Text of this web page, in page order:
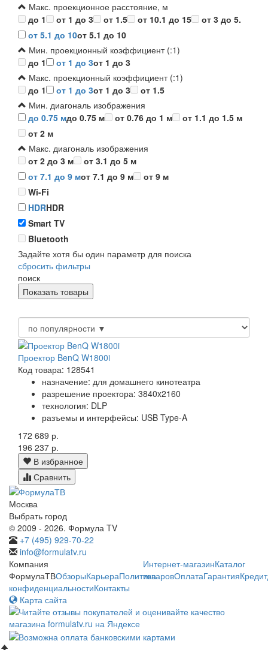
Макс. проекционное расстояние, м
до 1
от 1 до 3 от 1.5 от 10.1 до 15
от 3 до 5.
от 5.1 до 10от 5.1 до 10
Мин. проекционный коэффициент (:1)
до 1
от 1 до 3от 1 до 3
Макс. проекционный коэффициент (:1)
до 1
от 1 до 3от 1 до 3
от 1.5
Мин. диагональ изображения
до 0.75 мдо 0.75 м от 0.76 до 1 м
от 1.1 до 1.5 м
от 2 м
Макс. диагональ изображения
от 2 до 3 м
от 3.1 до 5 м
от 7.1 до 9 мот 7.1 до 9 м
от 9 м
Wi-Fi
HDRHDR
Smart TV
Bluetooth
Задайте хотя бы один параметр для поиска
сбросить фильтры
поиск
Проектор BenQ W1800i
Код товара: 128541
назначение: для домашнего кинотеатра
разрешение проектора: 3840x2160
технология: DLP
разъемы и интерфейсы: USB Type-A
172 689 р.
196 237 р.
В избранное
Сравнить
Москва
Выбрать город
© 2009 - 2026. Формула TV
+7 (495) 929-70-22
info@formulatv.ru
Компания
ФормулаТВОбзорыКарьераПолитика
конфиденциальностиКонтакты
Интернет-магазинКаталог
товаровОплатаГарантияКредит
Карта сайта